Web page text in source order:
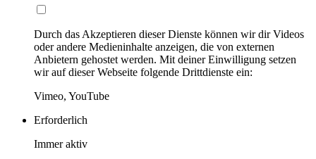
Durch das Akzeptieren dieser Dienste können wir dir Videos
oder andere Medieninhalte anzeigen, die von externen
Anbietern gehostet werden. Mit deiner Einwilligung setzen
wir auf dieser Webseite folgende Drittdienste ein:
Vimeo, YouTube
Erforderlich
Immer aktiv